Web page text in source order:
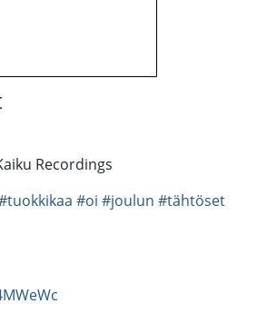
Recordings
#oi #joulun #tähtöset